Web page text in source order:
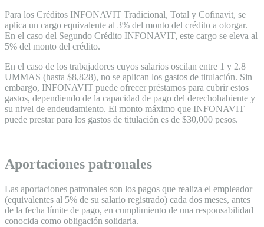
Para los Créditos INFONAVIT Tradicional, Total y Cofinavit, se
aplica un cargo equivalente al 3% del monto del crédito a otorgar.
En el caso del Segundo Crédito INFONAVIT, este cargo se eleva al
5% del monto del crédito.
En el caso de los trabajadores cuyos salarios oscilan entre 1 y 2.8
UMMAS (hasta $8,828), no se aplican los gastos de titulación. Sin
embargo, INFONAVIT puede ofrecer préstamos para cubrir estos
gastos, dependiendo de la capacidad de pago del derechohabiente y
su nivel de endeudamiento. El monto máximo que INFONAVIT
puede prestar para los gastos de titulación es de $30,000 pesos.
Aportaciones patronales
Las aportaciones patronales son los pagos que realiza el empleador
(equivalentes al 5% de su salario registrado) cada dos meses, antes
de la fecha límite de pago, en cumplimiento de una responsabilidad
conocida como obligación solidaria.